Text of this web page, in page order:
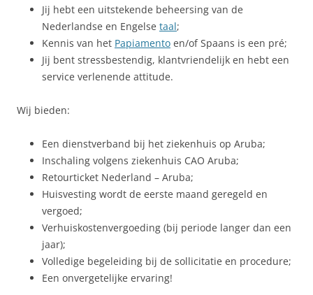
Jij hebt een uitstekende beheersing van de
Nederlandse en Engelse taal;
Kennis van het Papiamento en/of Spaans is een pré;
Jij bent stressbestendig, klantvriendelijk en hebt een
service verlenende attitude.
Wij bieden:
Een dienstverband bij het ziekenhuis op Aruba;
Inschaling volgens ziekenhuis CAO Aruba;
Retourticket Nederland – Aruba;
Huisvesting wordt de eerste maand geregeld en
vergoed;
Verhuiskostenvergoeding (bij periode langer dan een
jaar);
Volledige begeleiding bij de sollicitatie en procedure;
Een onvergetelijke ervaring!